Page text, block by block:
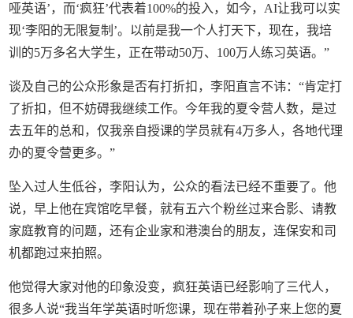
哑英语’，而‘疯狂’代表着100%的投入，如今，AI让我可以实
现‘李阳的无限复制’。以前是我一个人打天下，现在，我培
训的5万多名大学生，正在带动50万、100万人练习英语。”
谈及自己的公众形象是否有打折扣，李阳直言不讳：“肯定打
了折扣，但不妨碍我继续工作。今年我的夏令营人数，是过
去五年的总和，仅我亲自授课的学员就有4万多人，各地代理
办的夏令营更多。”
坠入过人生低谷，李阳认为，公众的看法已经不重要了。他
说，早上他在宾馆吃早餐，就有五六个粉丝过来合影、请教
家庭教育的问题，还有企业家和港澳台的朋友，连保安和司
机都跑过来拍照。
他觉得大家对他的印象没变，疯狂英语已经影响了三代人，
很多人说“我当年学英语时听您课，现在带着孙子来上您的夏